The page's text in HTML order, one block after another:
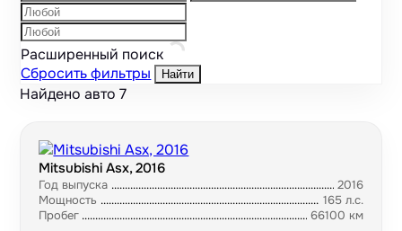
Расширенный поиск
Сбросить фильтры
Найти
Найдено авто7
Mitsubishi Asx, 2016
Год выпуска
2016
Мощность
165 л.с.
Пробег
66100 км